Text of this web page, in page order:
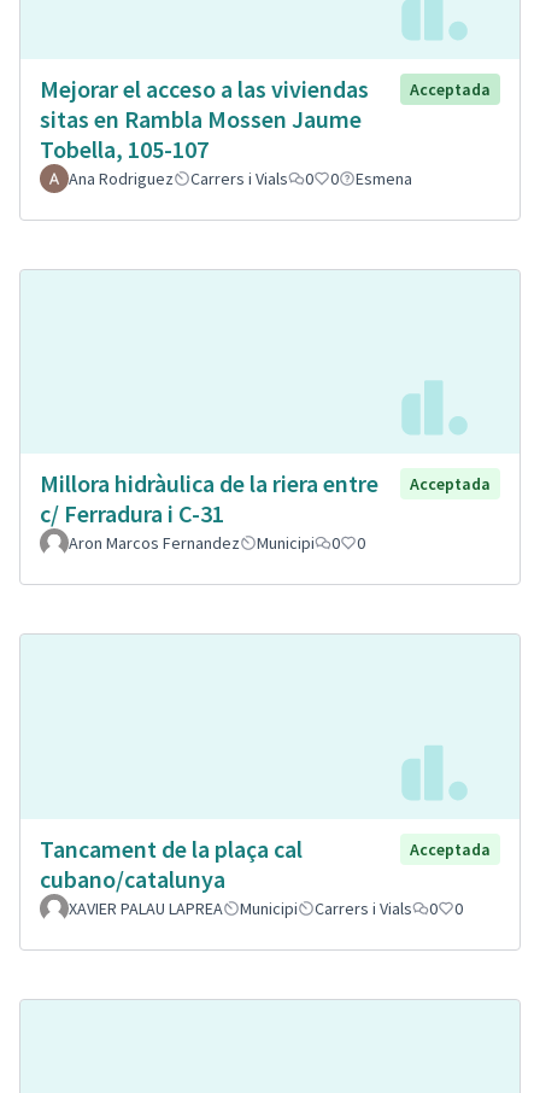
Mejorar el acceso a las viviendas
sitas en Rambla Mossen Jaume
Tobella, 105-107
Acceptada
Ana Rodriguez Carrers i Vials 0 0 Esmena
Millora hidràulica de la riera entre
c/ Ferradura i C-31
Acceptada
Aron Marcos Fernandez Municipi 0 0
Tancament de la plaça cal
cubano/catalunya
Acceptada
XAVIER PALAU LAPREA Municipi Carrers i Vials 0 0